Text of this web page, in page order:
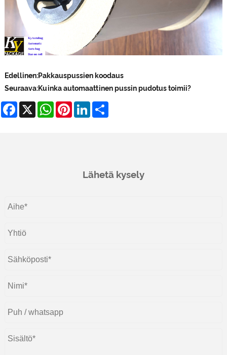
Edellinen:Pakkauspussien koodaus
Seuraava:Kuinka automaattinen pussin pudotus toimii?
Facebook
X WhatsApp
Pinterest
LinkedIn
Lähetä kysely